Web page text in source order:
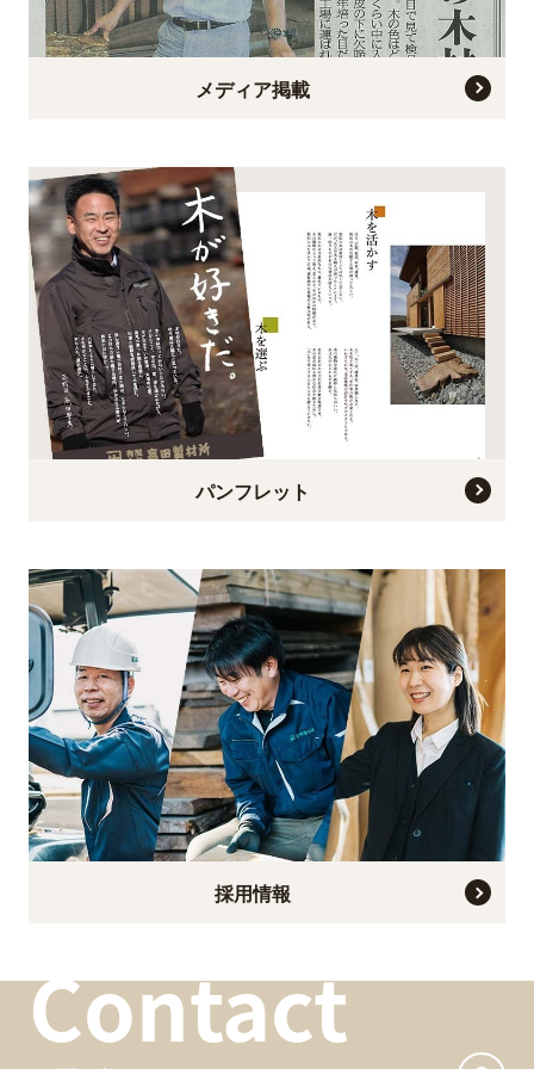
メディア掲載
パンフレット
採用情報
Contact